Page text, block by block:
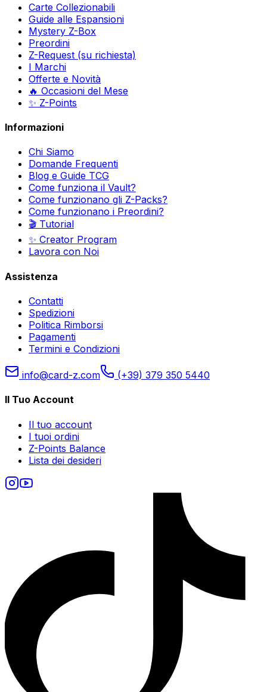
Carte Collezionabili
Guide alle Espansioni
Mystery Z-Box
Preordini
Z-Request (su richiesta)
I Marchi
Offerte e Novità
🔥 Occasioni del Mese
✨ Z-Points
Informazioni
Chi Siamo
Domande Frequenti
Blog e Guide TCG
Come funziona il Vault?
Come funzionano gli Z-Packs?
Come funzionano i Preordini?
🎬 Tutorial
✨ Creator Program
Lavora con Noi
Assistenza
Contatti
Spedizioni
Politica Rimborsi
Pagamenti
Termini e Condizioni
info@card-z.com (+39) 379 350 5440
Il Tuo Account
Il tuo account
I tuoi ordini
Z-Points Balance
Lista dei desideri